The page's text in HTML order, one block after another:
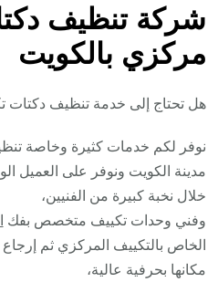
شركة تنظيف
مركزي بالكويت
هل تحتاج إلى خدمة تنظيف دكتات
نوفر لكم خدمات كثيرة وخاصة
مدينة الكويت ونوفر على العميل
خلال نخبة كبيرة من الفنيين،
وفني وحدات تكييف متخصص بفك
الخاص بالتكييف المركزي ثم إرجاع
مكانها بحرفية عالية،